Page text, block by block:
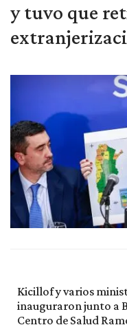
y tuvo que
Kicillof y varios
inauguraron junto a
Centro de Salud